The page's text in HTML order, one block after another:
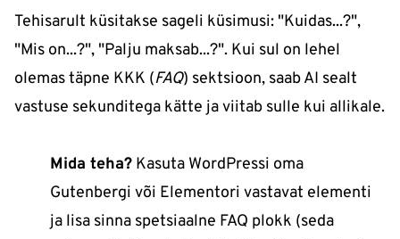
Tehisarult küsitakse sageli küsimusi: "Kuidas...?",
"Mis on...?", "Palju maksab...?". Kui sul on lehel
olemas täpne KKK (FAQ) sektsioon, saab AI sealt
vastuse sekunditega kätte ja viitab sulle kui allikale.
Mida teha? Kasuta WordPressi oma
Gutenbergi või Elementori vastavat elementi
ja lisa sinna spetsiaalne FAQ plokk (seda